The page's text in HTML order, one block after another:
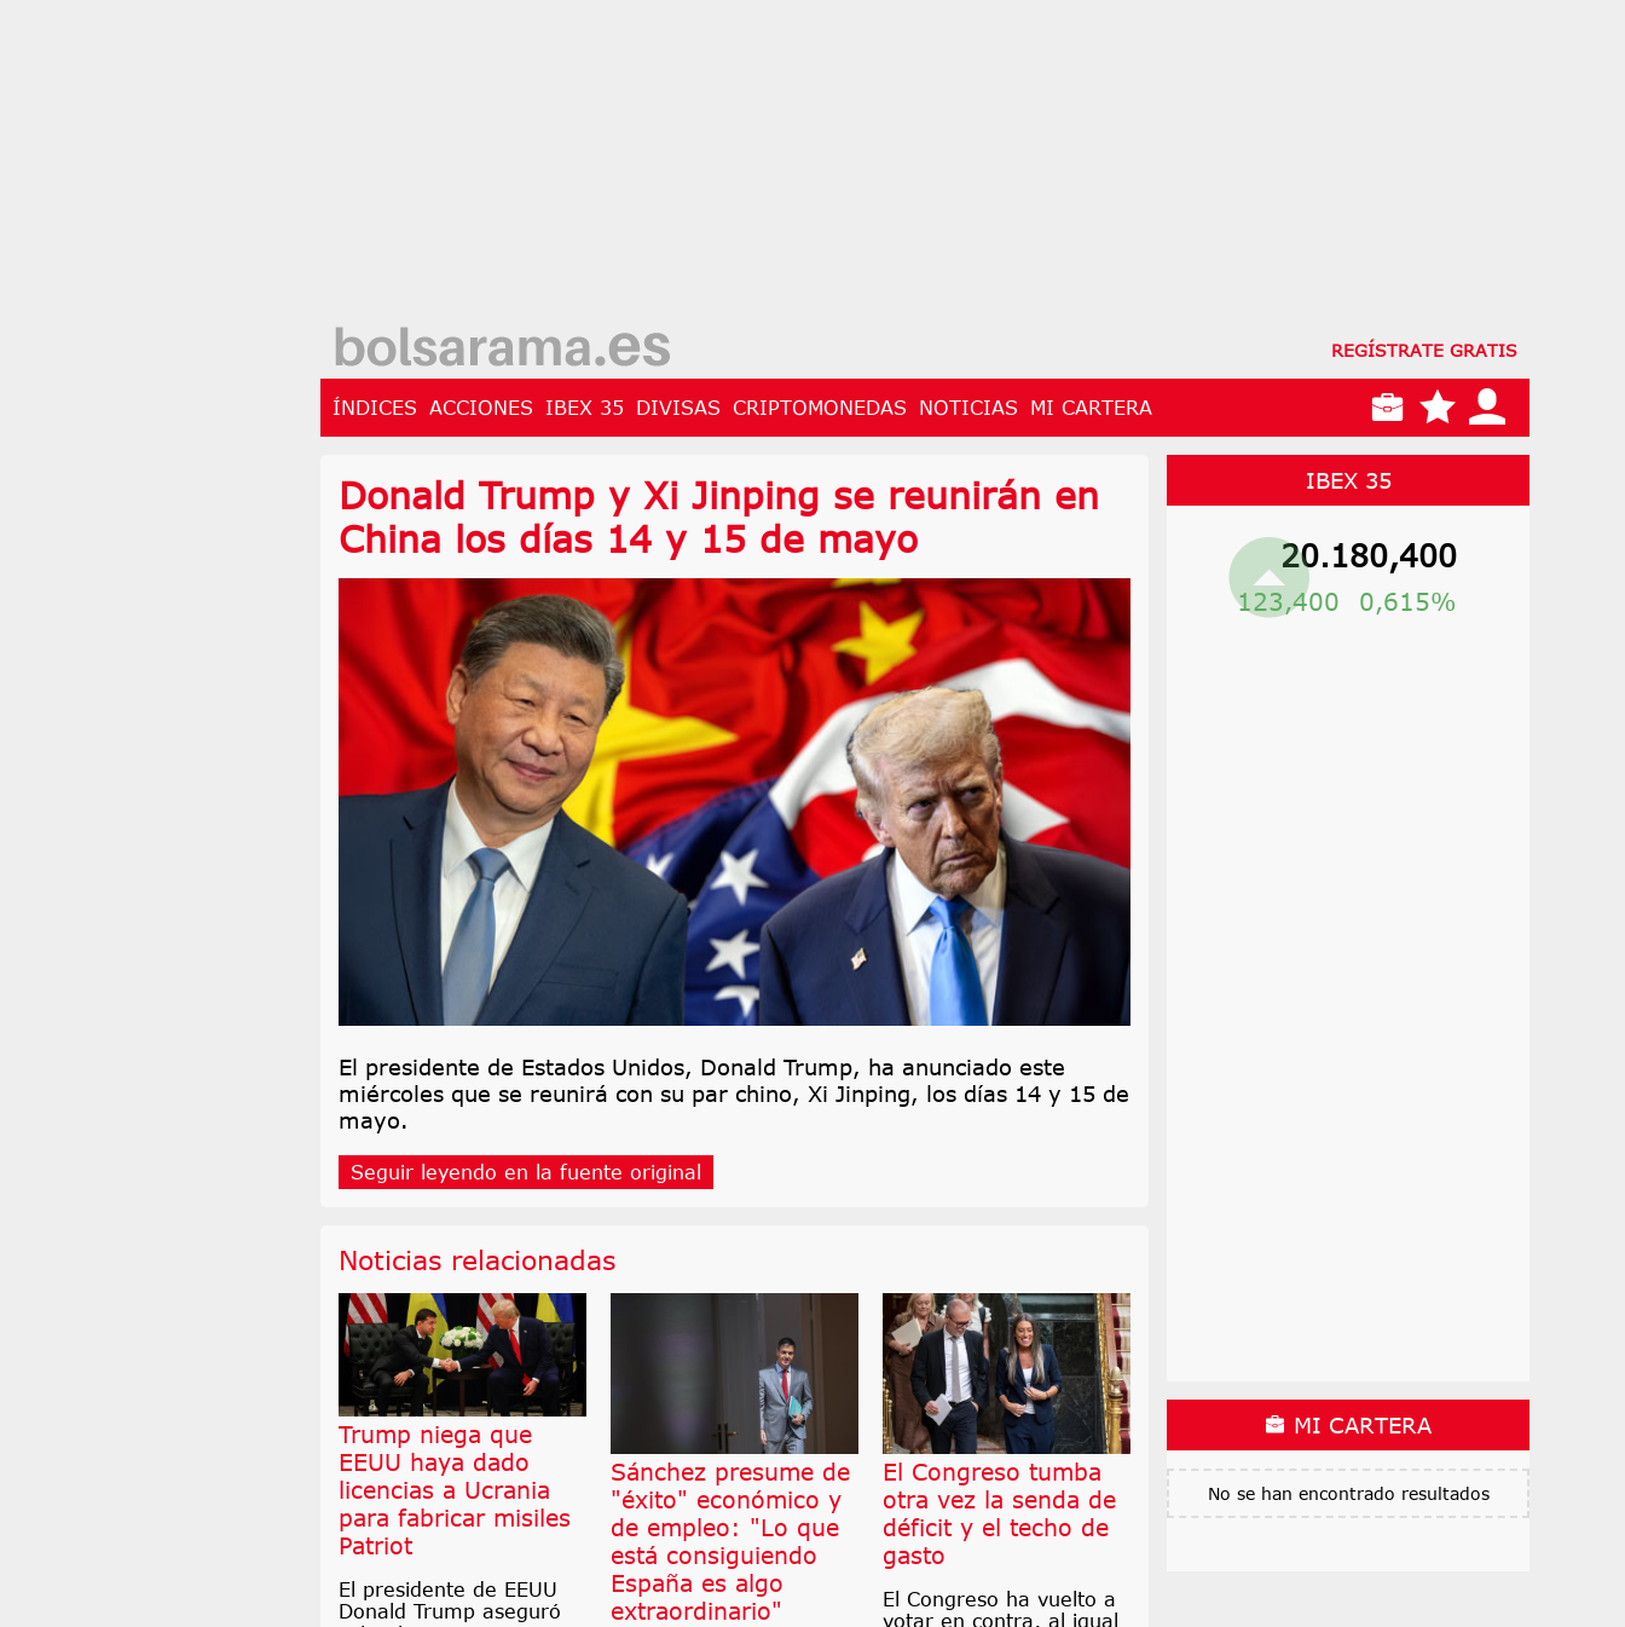
REGÍSTRATE GRATIS
ÍNDICES ACCIONES IBEX 35 DIVISAS CRIPTOMONEDAS NOTICIAS MI CARTERA
Donald Trump y Xi Jinping se reunirán en
China los días 14 y 15 de mayo
El presidente de Estados Unidos, Donald Trump, ha anunciado este
miércoles que se reunirá con su par chino, Xi Jinping, los días 14 y 15 de
mayo.
Seguir leyendo en la fuente original
Noticias relacionadas
Trump niega que
EEUU haya dado
licencias a Ucrania
para fabricar misiles
Patriot
El presidente de EEUU
Donald Trump aseguró
Sánchez presume de
"éxito" económico y
de empleo: "Lo que
está consiguiendo
España es algo
extraordinario"
El Congreso tumba
otra vez la senda de
déficit y el techo de
gasto
El Congreso ha vuelto a
votar en contra, al igual
IBEX 35
20.180,400
123,400 0,615%
MI CARTERA
No se han encontrado resultados